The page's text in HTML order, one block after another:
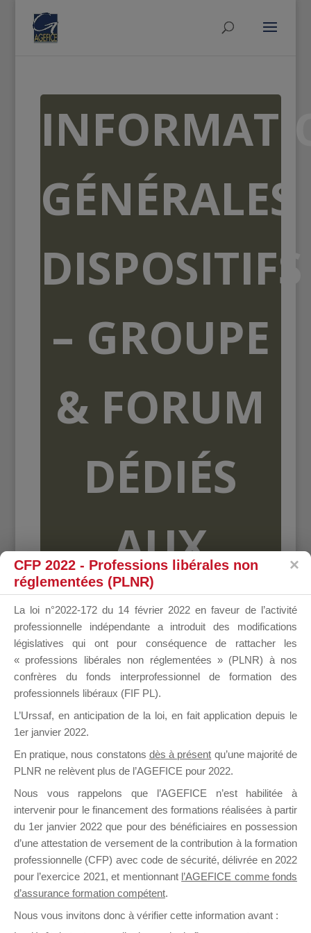
GÉNÉRALES
DISPOSITIFS
– GROUPE
& FORUM
DÉDIÉS
AUX
DE
Groupe Public
il y a 9 heures
Ce groupe est destiné aux Organismes de
CFP 2022 - Professions libérales non
réglementées (PLNR)
La loi n°2022-172 du 14 février 2022 en faveur de l’activité
professionnelle indépendante a introduit des modifications
législatives qui ont pour conséquence de rattacher les
« professions libérales non réglementées » (PLNR) à nos
confrères du fonds interprofessionnel de formation des
professionnels libéraux (FIF PL).
L’Urssaf, en anticipation de la loi, en fait application depuis le
1er janvier 2022.
En pratique, nous constatons dès à présent qu’une majorité de
PLNR ne relèvent plus de l’AGEFICE pour 2022.
Nous vous rappelons que l’AGEFICE n’est habilitée à
intervenir pour le financement des formations réalisées à partir
du 1er janvier 2022 que pour des bénéficiaires en possession
d’une attestation de versement de la contribution à la formation
professionnelle (CFP) avec code de sécurité, délivrée en 2022
pour l’exercice 2021, et mentionnant l’AGEFICE comme fonds
d’assurance formation compétent.
Nous vous invitons donc à vérifier cette information avant :